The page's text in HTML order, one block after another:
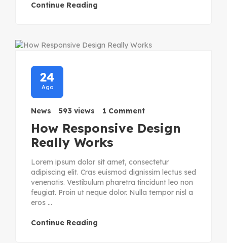
Continue Reading
24
Ago
News 593 views 1 Comment
How Responsive Design
Really Works
Lorem ipsum dolor sit amet, consectetur
adipiscing elit. Cras euismod dignissim lectus sed
venenatis. Vestibulum pharetra tincidunt leo non
feugiat. Proin ut neque dolor. Nulla tempor nisl a
eros ...
Continue Reading